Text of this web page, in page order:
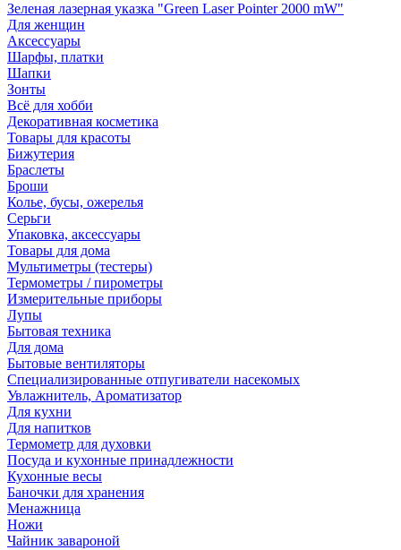
Зеленая лазерная указка "Green Laser Pointer 2000 mW"
Для женщин
Аксессуары
Шарфы, платки
Шапки
Зонты
Всё для хобби
Декоративная косметика
Товары для красоты
Бижутерия
Браслеты
Броши
Колье, бусы, ожерелья
Серьги
Упаковка, аксессуары
Товары для дома
Мультиметры (тестеры)
Термометры / пирометры
Измерительные приборы
Лупы
Бытовая техника
Для дома
Бытовые вентиляторы
Специализированные отпугиватели насекомых
Увлажнитель, Ароматизатор
Для кухни
Для напитков
Термометр для духовки
Посуда и кухонные принадлежности
Кухонные весы
Баночки для хранения
Менажница
Ножи
Чайник завароной